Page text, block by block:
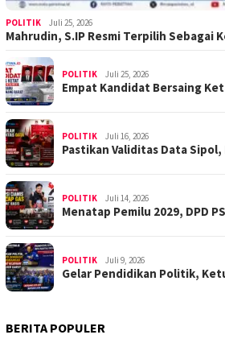
POLITIK Juli 25, 2026
Mahrudin, S.IP Resmi Terpilih Sebagai
POLITIK Juli 25, 2026
Empat Kandidat Bersaing
POLITIK Juli 16, 2026
Pastikan Validitas Data
POLITIK Juli 14, 2026
Menatap Pemilu 2029, DPD
POLITIK Juli 9, 2026
Gelar Pendidikan Politik,
BERITA POPULER